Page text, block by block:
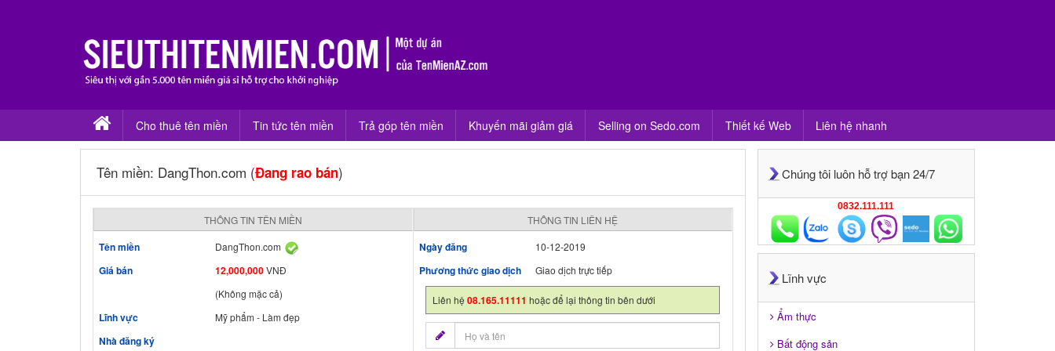
Cho thuê tên miền Tin tức tên miền Trả góp tên miền Khuyến mãi giảm giá Selling on Sedo.com Thiết kế Web Liên hệ nhanh
Tên miền: DangThon.com (Đang rao bán)
THÔNG TIN TÊN MIỀN
Tên miền DangThon.com
Giá bán 12,000,000VNĐ
(Không mặc cả)
Lĩnh vực Mỹ phẩm - Làm đẹp
Nhà đăng ký
THÔNG TIN LIÊN HỆ
Ngày đăng 10-12-2019
Phương thức giao dịch Giao dịch trực tiếp
Liên hệ 08.165.11111 hoặc để lại thông tin bên dưới
Chúng tôi luôn hỗ trợ bạn 24/7
0832.111.111
Lĩnh vực
Ẩm thực
Bất động sản